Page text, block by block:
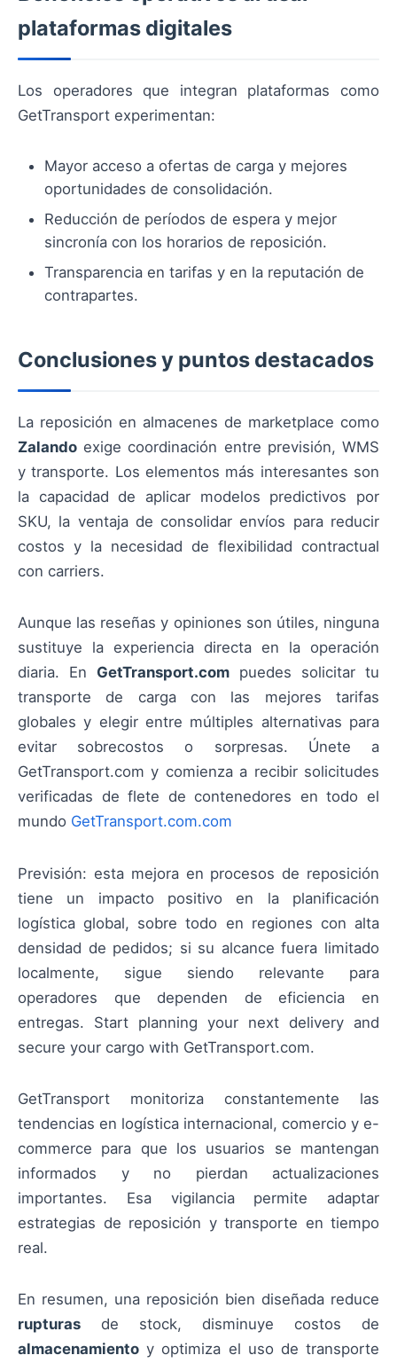
plataformas digitales
Los operadores que integran plataformas como
GetTransport experimentan:
Mayor acceso a ofertas de carga y mejores
oportunidades de consolidación.
Reducción de períodos de espera y mejor
sincronía con los horarios de reposición.
Transparencia en tarifas y en la reputación de
contrapartes.
Conclusiones y puntos destacados
La reposición en almacenes de marketplace como
Zalando exige coordinación entre previsión, WMS
y transporte. Los elementos más interesantes son
la capacidad de aplicar modelos predictivos por
SKU, la ventaja de consolidar envíos para reducir
costos y la necesidad de flexibilidad contractual
con carriers.
Aunque las reseñas y opiniones son útiles, ninguna
sustituye la experiencia directa en la operación
diaria. En GetTransport.com puedes solicitar tu
transporte de carga con las mejores tarifas
globales y elegir entre múltiples alternativas para
evitar sobrecostos o sorpresas. Únete a
GetTransport.com y comienza a recibir solicitudes
verificadas de flete de contenedores en todo el
mundo GetTransport.com.com
Previsión: esta mejora en procesos de reposición
tiene un impacto positivo en la planificación
logística global, sobre todo en regiones con alta
densidad de pedidos; si su alcance fuera limitado
localmente, sigue siendo relevante para
operadores que dependen de eficiencia en
entregas. Start planning your next delivery and
secure your cargo with GetTransport.com.
GetTransport monitoriza constantemente las
tendencias en logística internacional, comercio y e-
commerce para que los usuarios se mantengan
informados y no pierdan actualizaciones
importantes. Esa vigilancia permite adaptar
estrategias de reposición y transporte en tiempo
real.
En resumen, una reposición bien diseñada reduce
rupturas de stock, disminuye costos de
almacenamiento y optimiza el uso de transporte